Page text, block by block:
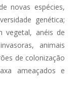
novas espécies,
genética;
vegetal, anéis de
animais
de colonização
ameaçados e